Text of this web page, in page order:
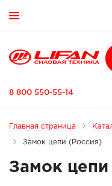

8 800 550-55-14
Главная страница
Замок цепи (Россия)
Замок